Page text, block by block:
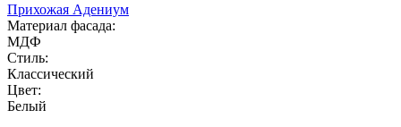
Прихожая Адениум
Материал фасада:
МДФ
Стиль:
Классический
Цвет:
Белый